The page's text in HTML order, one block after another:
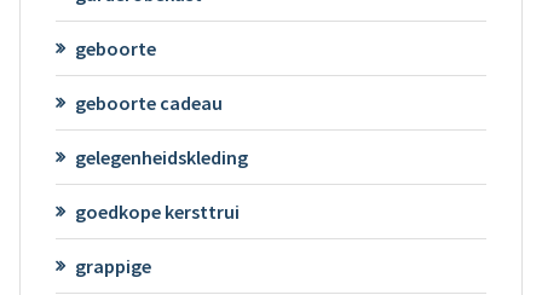
geboorte
geboorte cadeau
gelegenheidskleding
goedkope kersttrui
grappige